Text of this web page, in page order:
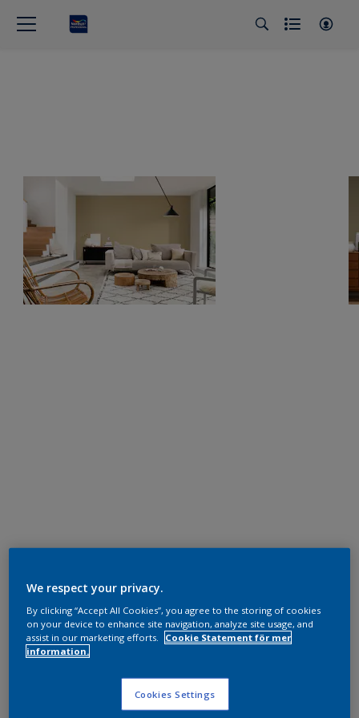
We respect your privacy.
By clicking “Accept All Cookies”, you agree to the storing of cookies
on your device to enhance site navigation, analyze site usage, and
assist in our marketing efforts.
Cookie Statement för mer
information.
Cookies Settings